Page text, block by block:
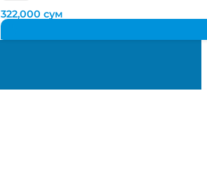
322,000 сум